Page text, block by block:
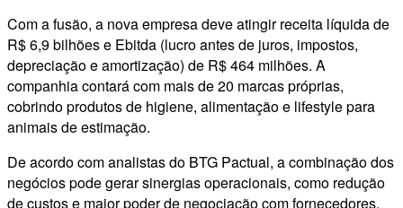
Com a fusão, a nova empresa deve atingir receita líquida de
R$ 6,9 bilhões e Ebitda (lucro antes de juros, impostos,
depreciação e amortização) de R$ 464 milhões. A
companhia contará com mais de 20 marcas próprias,
cobrindo produtos de higiene, alimentação e lifestyle para
animais de estimação.
De acordo com analistas do BTG Pactual, a combinação dos
negócios pode gerar sinergias operacionais, como redução
de custos e maior poder de negociação com fornecedores.